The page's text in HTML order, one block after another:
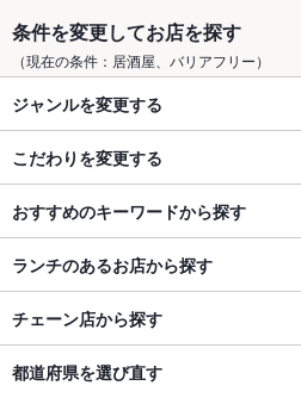
条件を変更してお店を探す
（現在の条件：居酒屋、バリアフリー）
ジャンルを変更する
こだわりを変更する
おすすめのキーワードから探す
ランチのあるお店から探す
チェーン店から探す
都道府県を選び直す